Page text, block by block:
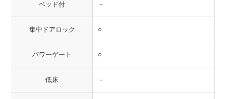
ベッド付 －
集中ドアロック ○
パワーゲート ○
低床 －